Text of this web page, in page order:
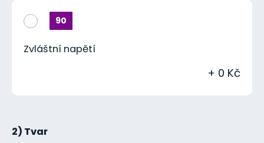
90
Zvláštní napětí
+ 0 Kč
2) Tvar